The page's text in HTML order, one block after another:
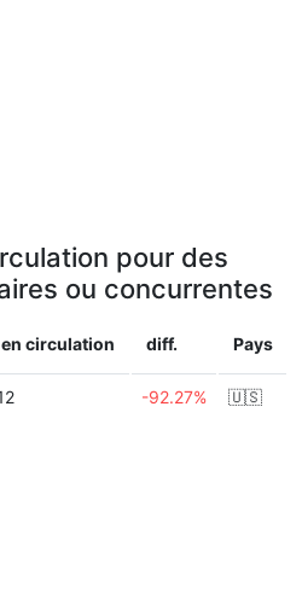
pour des
ou concurrentes
circulation diff. Pays
-92.27% 🇺🇸